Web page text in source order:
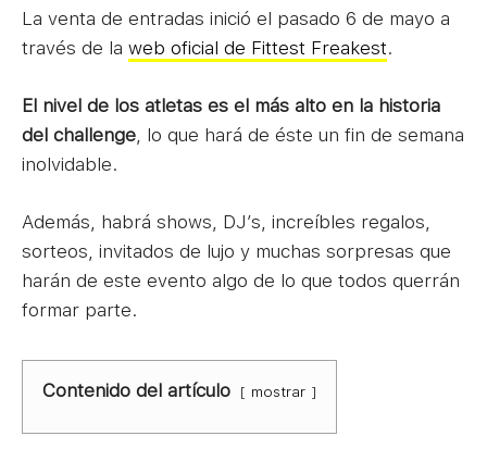
La venta de entradas inició el pasado 6 de mayo a
través de la web oficial de Fittest Freakest.
El nivel de los atletas es el más alto en la historia
del challenge , lo que hará de éste un fin de semana
inolvidable.
Además, habrá shows, DJ’s, increíbles regalos,
sorteos, invitados de lujo y muchas sorpresas que
harán de este evento algo de lo que todos querrán
formar parte.
Contenido del artículo mostrar